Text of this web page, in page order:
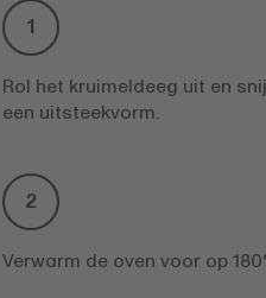
Rol het kruimeldeeg uit en
een uitsteekvorm.
Verwarm de oven voor op